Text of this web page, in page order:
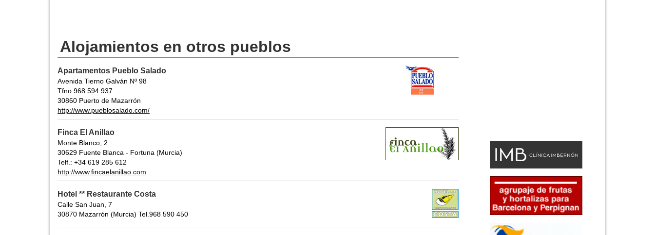
Alojamientos en otros pueblos
Apartamentos Pueblo Salado
Avenida Tierno Galván Nº 98
Tfno.968 594 937
30860 Puerto de Mazarrón
http://www.pueblosalado.com/
Finca El Anillao
Monte Blanco, 2
30629 Fuente Blanca - Fortuna (Murcia)
Telf.: +34 619 285 612
http://www.fincaelanillao.com
Hotel ** Restaurante Costa
Calle San Juan, 7
30870 Mazarrón (Murcia) Tel.968 590 450